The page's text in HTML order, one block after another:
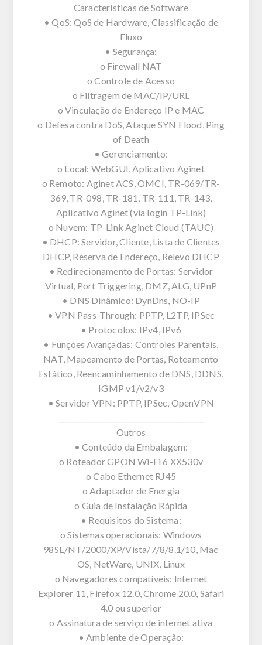
Características de Software
• QoS: QoS de Hardware, Classificação de
Fluxo
• Segurança:
o Firewall NAT
o Controle de Acesso
o Filtragem de MAC/IP/URL
o Vinculação de Endereço IP e MAC
o Defesa contra DoS, Ataque SYN Flood, Ping
of Death
• Gerenciamento:
o Local: WebGUI, Aplicativo Aginet
o Remoto: Aginet ACS, OMCI, TR-069/TR-
369, TR-098, TR-181, TR-111, TR-143,
Aplicativo Aginet (via login TP-Link)
o Nuvem: TP-Link Aginet Cloud (TAUC)
• DHCP: Servidor, Cliente, Lista de Clientes
DHCP, Reserva de Endereço, Relevo DHCP
• Redirecionamento de Portas: Servidor
Virtual, Port Triggering, DMZ, ALG, UPnP
• DNS Dinâmico: DynDns, NO-IP
• VPN Pass-Through: PPTP, L2TP, IPSec
• Protocolos: IPv4, IPv6
• Funções Avançadas: Controles Parentais,
NAT, Mapeamento de Portas, Roteamento
Estático, Reencaminhamento de DNS, DDNS,
IGMP v1/v2/v3
• Servidor VPN: PPTP, IPSec, OpenVPN
Outros
• Conteúdo da Embalagem:
o Roteador GPON Wi-Fi 6 XX530v
o Cabo Ethernet RJ45
o Adaptador de Energia
o Guia de Instalação Rápida
• Requisitos do Sistema:
o Sistemas operacionais: Windows
98SE/NT/2000/XP/Vista/7/8/8.1/10, Mac
OS, NetWare, UNIX, Linux
o Navegadores compatíveis: Internet
Explorer 11, Firefox 12.0, Chrome 20.0, Safari
4.0 ou superior
o Assinatura de serviço de internet ativa
• Ambiente de Operação: